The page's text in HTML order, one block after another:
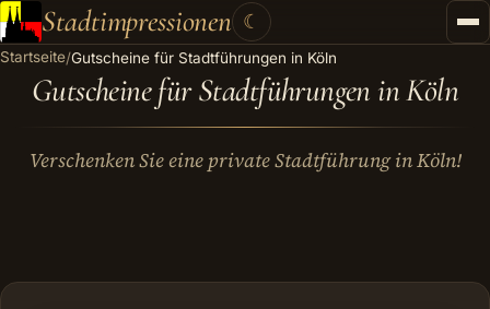
Stadtimpressionen
Startseite
Stadtführungen
Gutscheine
Kategorien
☾
Startseite/Gutscheine für Stadtführungen in Köln
Gutscheine für Stadtführungen in Köln
Verschenken Sie eine private Stadtführung in Köln!